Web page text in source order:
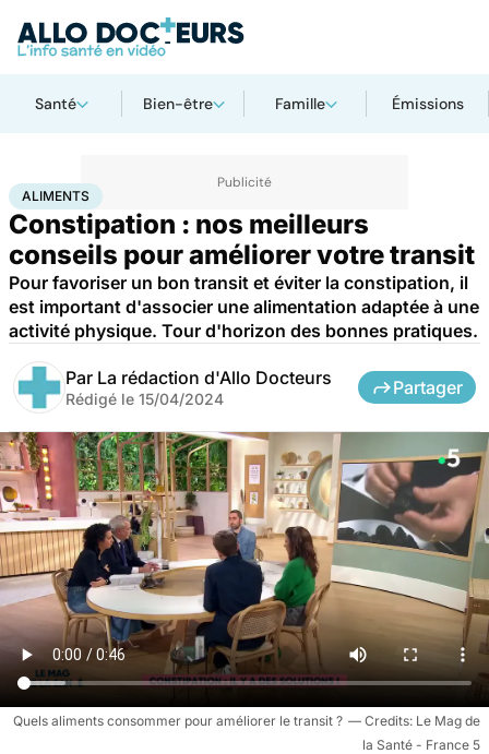
Santé Bien-être Famille Émissions
AccueilBien-être Aliments
ALIMENTS
Constipation : nos meilleurs
conseils pour améliorer votre transit
Pour favoriser un bon transit et éviter la constipation, il
est important d'associer une alimentation adaptée à une
activité physique. Tour d'horizon des bonnes pratiques.
Par La rédaction d'Allo Docteurs
Rédigé le 15/04/2024
Partager
Quels aliments consommer pour améliorer le transit ?
Le Mag de
la Santé - France 5